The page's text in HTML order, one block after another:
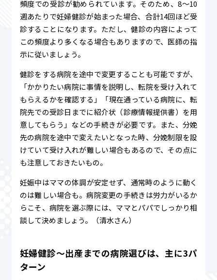
頻度での受診が勧められています。そのため、8〜10
週あたりで妊婦健診が始まった場合、合計14回ほど受
診することになります。ただし、健診の内容によって
この頻度より多くなる場合もありますので、医師の指
示に従いましょう。
健診をする病院を途中で変更することも可能ですが、
「かかりたい病院に事情を説明し、転院を受け入れて
もらえるかを確認する」「現在通っている病院に、転
院先での受診日までに紹介状（診療情報提供書）を用
意してもらう」などの手続きが必要です。また、分娩
先の病院を途中で変えたいとなった時、分娩制限を設
けていて受け入れが難しい場合もあるので、その点に
も注意しておきたいもの。
妊娠中はママの体調が安定せず、通常時のように動く
のは難しい場合も。病院変更の手続きは労力がいるか
らこそ、病院を選ぶ際には、ママとパパでしっかり相
談して決めましょう。（清水さん）
妊婦健診〜出産までの病院選びは、主に3パ
ターン